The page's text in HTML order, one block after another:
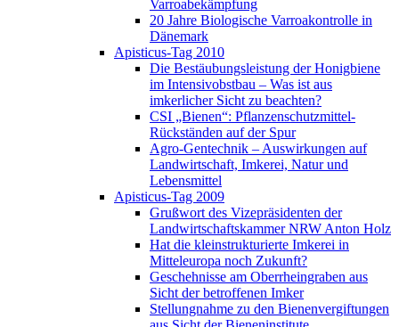
Varroabekämpfung
20 Jahre Biologische Varroakontrolle in
Dänemark
Apisticus-Tag 2010
Die Bestäubungsleistung der Honigbiene
im Intensivobstbau – Was ist aus
imkerlicher Sicht zu beachten?
CSI „Bienen“: Pflanzenschutzmittel-
Rückständen auf der Spur
Agro-Gentechnik – Auswirkungen auf
Landwirtschaft, Imkerei, Natur und
Lebensmittel
Apisticus-Tag 2009
Grußwort des Vizepräsidenten der
Landwirtschaftskammer NRW Anton Holz
Hat die kleinstrukturierte Imkerei in
Mitteleuropa noch Zukunft?
Geschehnisse am Oberrheingraben aus
Sicht der betroffenen Imker
Stellungnahme zu den Bienenvergiftungen